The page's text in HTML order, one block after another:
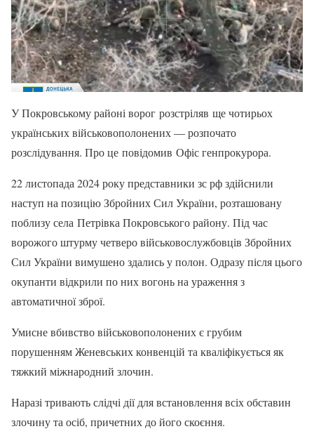
У Покровському районі ворог розстріляв ще чотирьох
українських військовополонених — розпочато
розслідування. Про це повідомив Офіс генпрокурора.
22 листопада 2024 року представники зс рф здійснили
наступ на позицію Збройних Сил України, розташовану
поблизу села Петрівка Покровського району. Під час
ворожого штурму четверо військовослужбовців Збройних
Сил України вимушено здались у полон. Одразу після цього
окупанти відкрили по них вогонь на ураження з
автоматичної зброї.
Умисне вбивство військовополонених є грубим
порушенням Женевських конвенцій та кваліфікується як
тяжкий міжнародний злочин.
Наразі тривають слідчі дії для встановлення всіх обставин
злочину та осіб, причетних до його скоєння.